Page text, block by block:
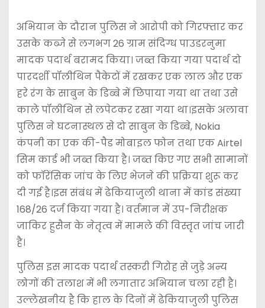
अभियान के दौरान पुलिस ने आरोपी को गिरफ्तार कर
उसके कब्जे से लगभग 26 ग्राम संदिग्ध पाउडरनुमा
मादक पदार्थ बरामद किया। जब्त किया गया पदार्थ दो
पारदर्शी पॉलीथिन पैकेटों में रखकर एक लाल और एक
हरे रंग के साबुन के डिब्बे में छिपाया गया था तथा उसे
काले पॉलीथिन से लपेटकर रखा गया था।इसके अलावा
पुलिस ने घटनास्थल से दो साबुन के डिब्बे, Nokia
कंपनी का एक की-पैड मोबाइल फोन तथा एक Airtel
सिम कार्ड भी जब्त किया है। जब्त किए गए सभी सामानों
को फॉरेंसिक जांच के लिए भेजने की प्रक्रिया शुरू कर
दी गई है।इस संबंध में ढेकियाजुली थाना में कांड संख्या
168/26 दर्ज किया गया है। वर्तमान में उप-निरीक्षक
जाकिर हुसैन के नेतृत्व में मामले की विस्तृत जांच जारी
है।
पुलिस इस मादक पदार्थ तस्करी गिरोह से जुड़े अन्य
लोगों की तलाश में भी लगातार अभियान चला रही है।
उल्लेखनीय है कि हाल के दिनों में ढेकियाजुली पुलिस